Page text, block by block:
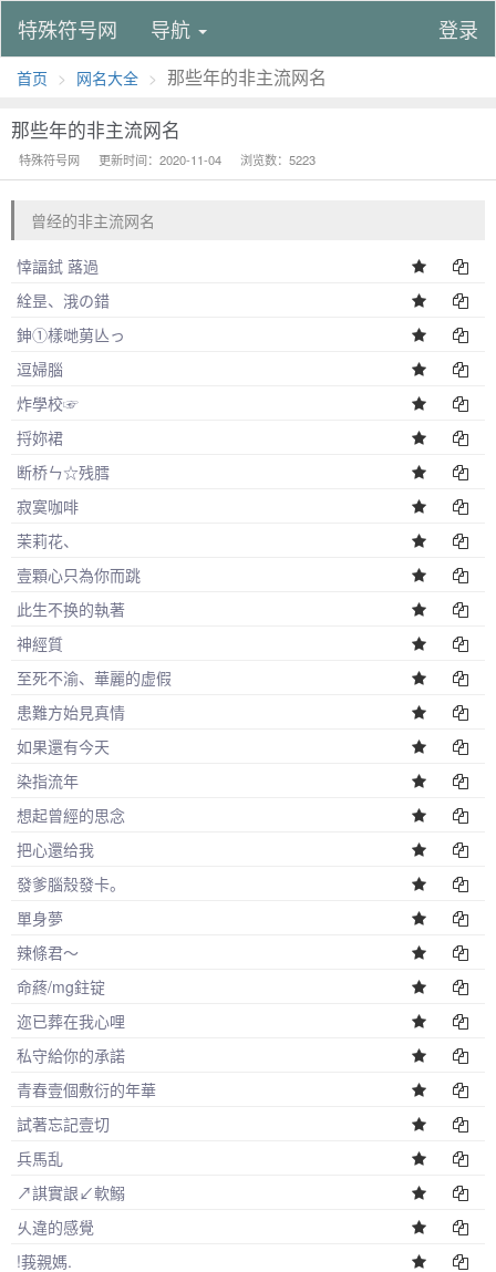
特殊符号网 导航 登录
首页 网名大全 那些年的非主流网名
那些年的非主流网名
特殊符号网 更新时间：2020-11-04 浏览数：5223
曾经的非主流网名
悻諨鉽 蕗過
絟昰、涐の錯
鉮①樣哋莮亾っ
逗婦腦
炸學校☞
捋妳裙
断桥ㄣ☆残膤
寂寞咖啡
茉莉花、
壹顆心只為你而跳
此生不换的執著
神經質
至死不渝、華麗的虚假
患難方始見真情
如果還有今天
染指流年
想起曾經的思念
把心還给我
發爹腦殼發卡。
單身夢
辣條君～
命蔠/mg鉒锭
迩已葬在我心哩
私守給你的承諾
青春壹個敷衍的年華
試著忘記壹切
兵馬乱
↗諆實詪↙軟鰯
乆違的感覺
!莪親媽.